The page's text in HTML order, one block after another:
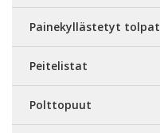
Painekyllästetyt tolpat
Peitelistat
Polttopuut